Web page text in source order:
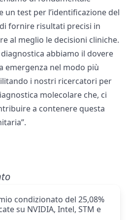
un test per l’identificazione del
fornire risultati precisi in
al meglio le decisioni cliniche.
abbiamo il dovere
emergenza nel modo più
i nostri ricercatori per
molecolare che, ci
a contenere questa
condizionato del 25,08%
su NVIDIA, Intel, STM e